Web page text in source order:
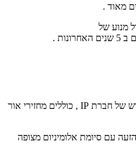
מאוד .
מנוע של
.
של חברת IP , כוללים מחזירי אור
עם סיומת אלומיניום מצופה